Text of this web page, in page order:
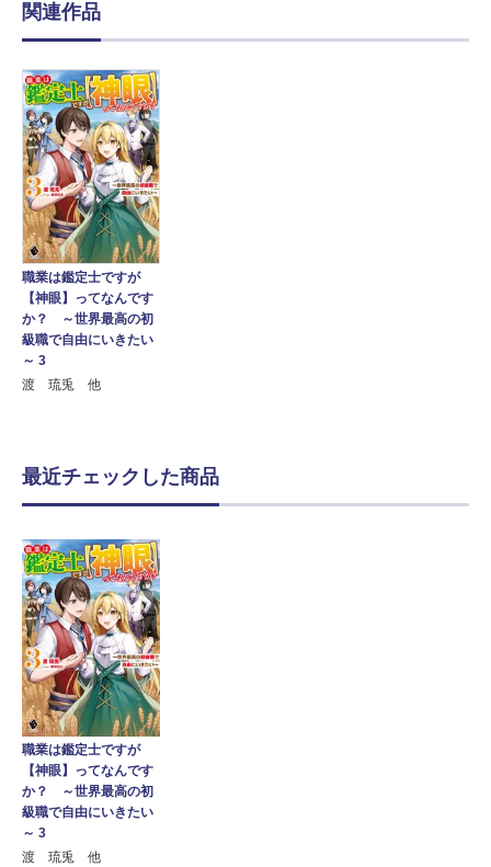
関連作品
職業は鑑定士ですが
【神眼】ってなんです
か？ ～世界最高の初
級職で自由にいきたい
～ 3
渡 琉兎 他
最近チェックした商品
職業は鑑定士ですが
【神眼】ってなんです
か？ ～世界最高の初
級職で自由にいきたい
～ 3
渡 琉兎 他